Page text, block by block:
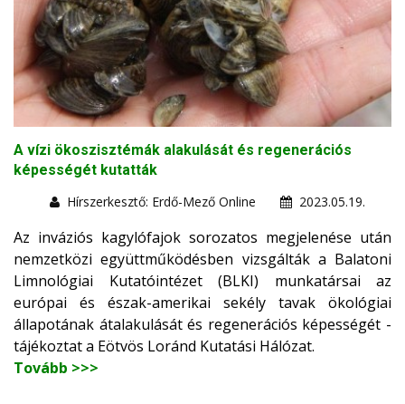
A vízi ökoszisztémák alakulását és regenerációs
képességét kutatták
Hírszerkesztő: Erdő-Mező Online
2023.05.19.
Az inváziós kagylófajok sorozatos megjelenése után
nemzetközi együttműködésben vizsgálták a Balatoni
Limnológiai Kutatóintézet (BLKI) munkatársai az
európai és észak-amerikai sekély tavak ökológiai
állapotának átalakulását és regenerációs képességét -
tájékoztat a Eötvös Loránd Kutatási Hálózat.
Tovább >>>